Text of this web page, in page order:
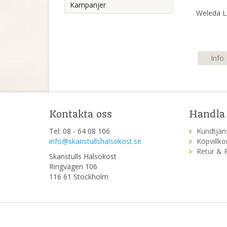
Kampanjer
Weleda
Info
Kontakta oss
Tel: 08 - 64 08 106
info@skanstullshalsokost.se
Skanstulls Hälsokost
Ringvägen 106
116 61 Stockholm
Handla
Retur &